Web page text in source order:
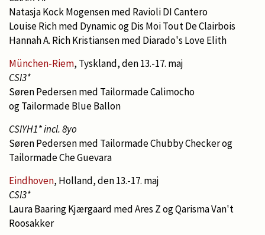
Natasja Kock Mogensen med Ravioli DI Cantero
Louise Rich med Dynamic og Dis Moi Tout De Clairbois
Hannah A. Rich Kristiansen med Diarado's Love Elith
München-Riem, Tyskland, den 13.-17. maj
CSI3*
Søren Pedersen med Tailormade Calimocho
og Tailormade Blue Ballon
CSIYH1* incl. 8yo
Søren Pedersen med Tailormade Chubby Checker og
Tailormade Che Guevara
Eindhoven, Holland, den 13.-17. maj
CSI3*
Laura Baaring Kjærgaard med Ares Z og Qarisma Van't
Roosakker